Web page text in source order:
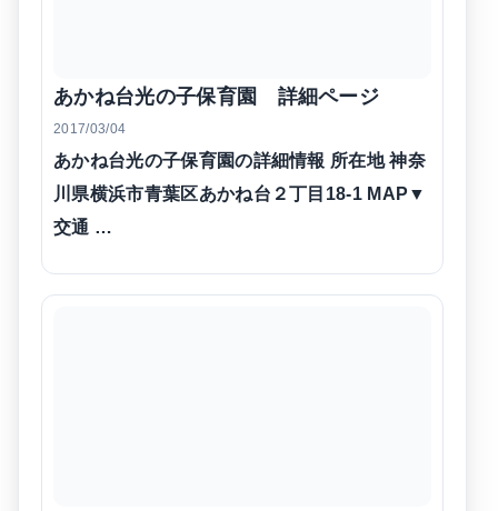
あかね台光の子保育園 詳細ページ
2017/03/04
あかね台光の子保育園の詳細情報 所在地 神奈
川県横浜市青葉区あかね台２丁目18-1 MAP▼
交通 …